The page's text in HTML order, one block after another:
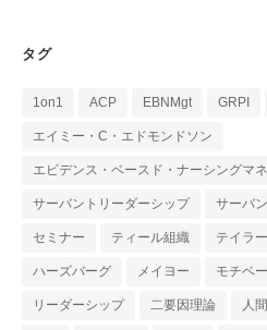
タグ
1on1 ACP EBNMgt GRPI
エイミー・C・エドモンドソン
エビデンス・ベースド・ナーシングマ
サーバントリーダーシップ サーバ
セミナー ティール組織 テイラー
ハーズバーグ メイヨー モチベ
リーダーシップ 二要因理論 人